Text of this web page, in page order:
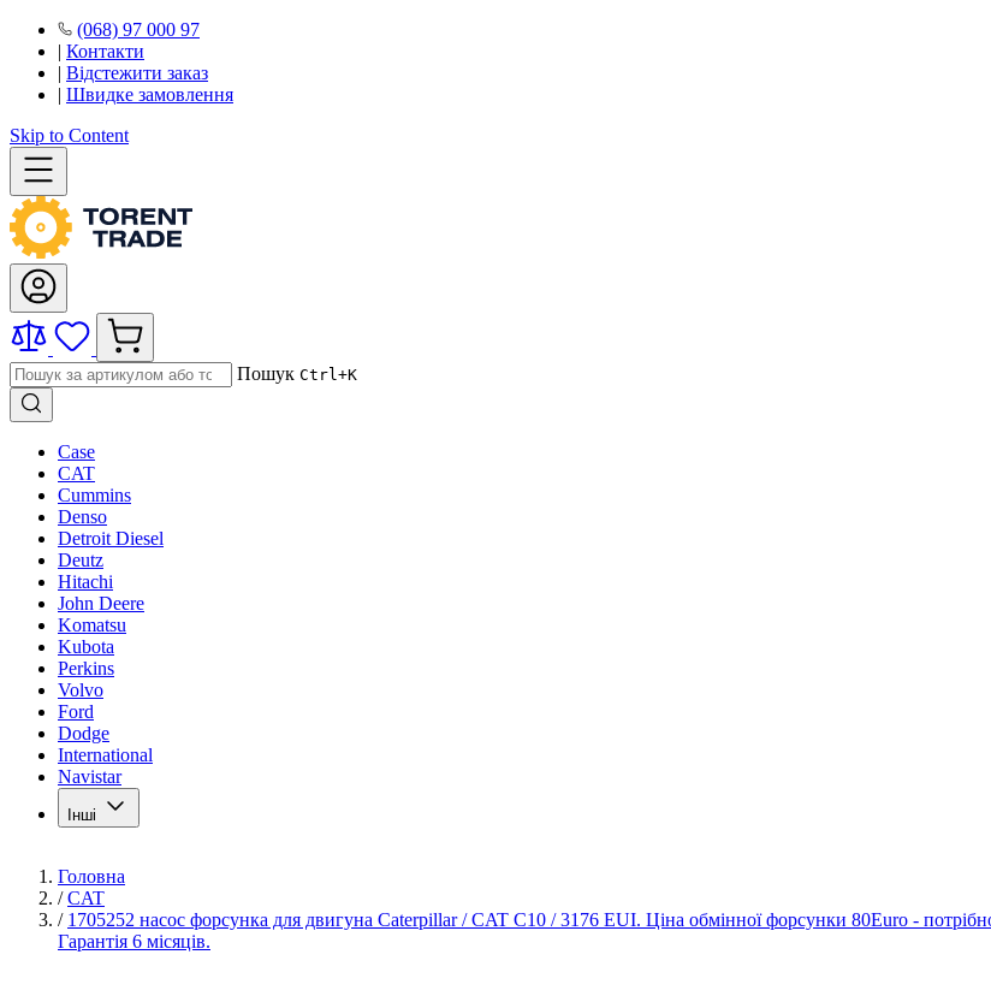
(068) 97 000 97
| Контакти
| Відстежити заказ
| Швидке замовлення
Skip to Content
Пошук Ctrl+K
Case
CAT
Cummins
Denso
Detroit Diesel
Deutz
Hitachi
John Deere
Komatsu
Kubota
Perkins
Volvo
Ford
Dodge
International
Navistar
Інші
Головна
/ CAT
/ 1705252 насос форсунка для двигуна Caterpillar / CAT C10 / 3176 EUI. Ціна обмінної форсунки 80Euro -
Гарантія 6 місяців.